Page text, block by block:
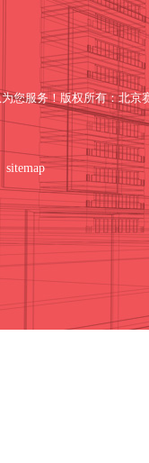
您服务！版权所有：北京
sitemap